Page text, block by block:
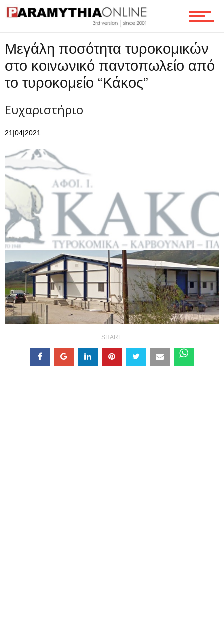
Επικοινωνία
Μεγάλη ποσότητα τυροκομικών
στο κοινωνικό παντοπωλείο από
το τυροκομείο “Κάκος”
Ευχαριστήριο
21|04|2021
SHARE